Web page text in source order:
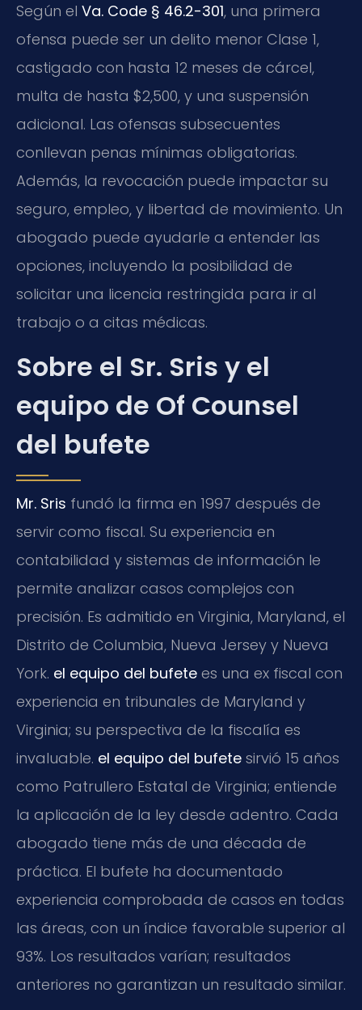
Según el Va. Code § 46.2-301, una primera
ofensa puede ser un delito menor Clase 1,
castigado con hasta 12 meses de cárcel,
multa de hasta $2,500, y una suspensión
adicional. Las ofensas subsecuentes
conllevan penas mínimas obligatorias.
Además, la revocación puede impactar su
seguro, empleo, y libertad de movimiento. Un
abogado puede ayudarle a entender las
opciones, incluyendo la posibilidad de
solicitar una licencia restringida para ir al
trabajo o a citas médicas.
Sobre el Sr. Sris y el
equipo de Of Counsel
del bufete
Mr. Sris fundó la firma en 1997 después de
servir como fiscal. Su experiencia en
contabilidad y sistemas de información le
permite analizar casos complejos con
precisión. Es admitido en Virginia, Maryland, el
Distrito de Columbia, Nueva Jersey y Nueva
York. el equipo del bufete es una ex fiscal con
experiencia en tribunales de Maryland y
Virginia; su perspectiva de la fiscalía es
invaluable. el equipo del bufete sirvió 15 años
como Patrullero Estatal de Virginia; entiende
la aplicación de la ley desde adentro. Cada
abogado tiene más de una década de
práctica. El bufete ha documentado
experiencia comprobada de casos en todas
las áreas, con un índice favorable superior al
93%. Los resultados varían; resultados
anteriores no garantizan un resultado similar.